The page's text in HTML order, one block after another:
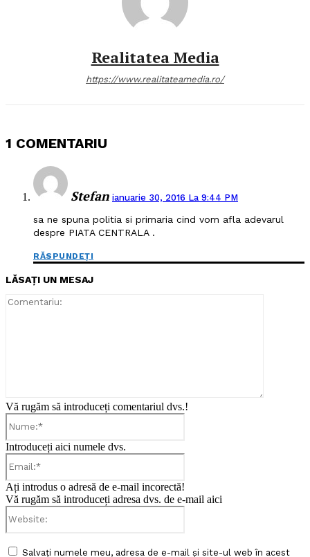
Realitatea Media
https://www.realitateamedia.ro/
1 COMENTARIU
Stefan ianuarie 30, 2016 La 9:44 PM
sa ne spuna politia si primaria cind vom afla adevarul
despre PIATA CENTRALA .
RĂSPUNDEȚI
LĂSAȚI UN MESAJ
Vă rugăm să introduceți comentariul dvs.!
Introduceți aici numele dvs.
Ați introdus o adresă de e-mail incorectă!
Vă rugăm să introduceți adresa dvs. de e-mail aici
Salvați numele meu, adresa de e-mail și site-ul web în acest